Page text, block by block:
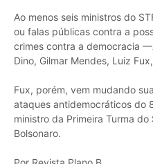
Ao menos seis ministros do
ou falas públicas contra a
crimes contra a democracia
Dino, Gilmar Mendes, Luiz
Fux, porém, vem mudando
ataques antidemocráticos do
ministro da Primeira Turma
Bolsonaro.